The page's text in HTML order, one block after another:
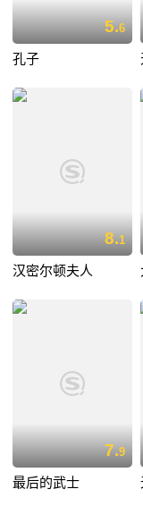
5.6
孔子
8.1
汉密尔顿夫人
7.9
最后的武士